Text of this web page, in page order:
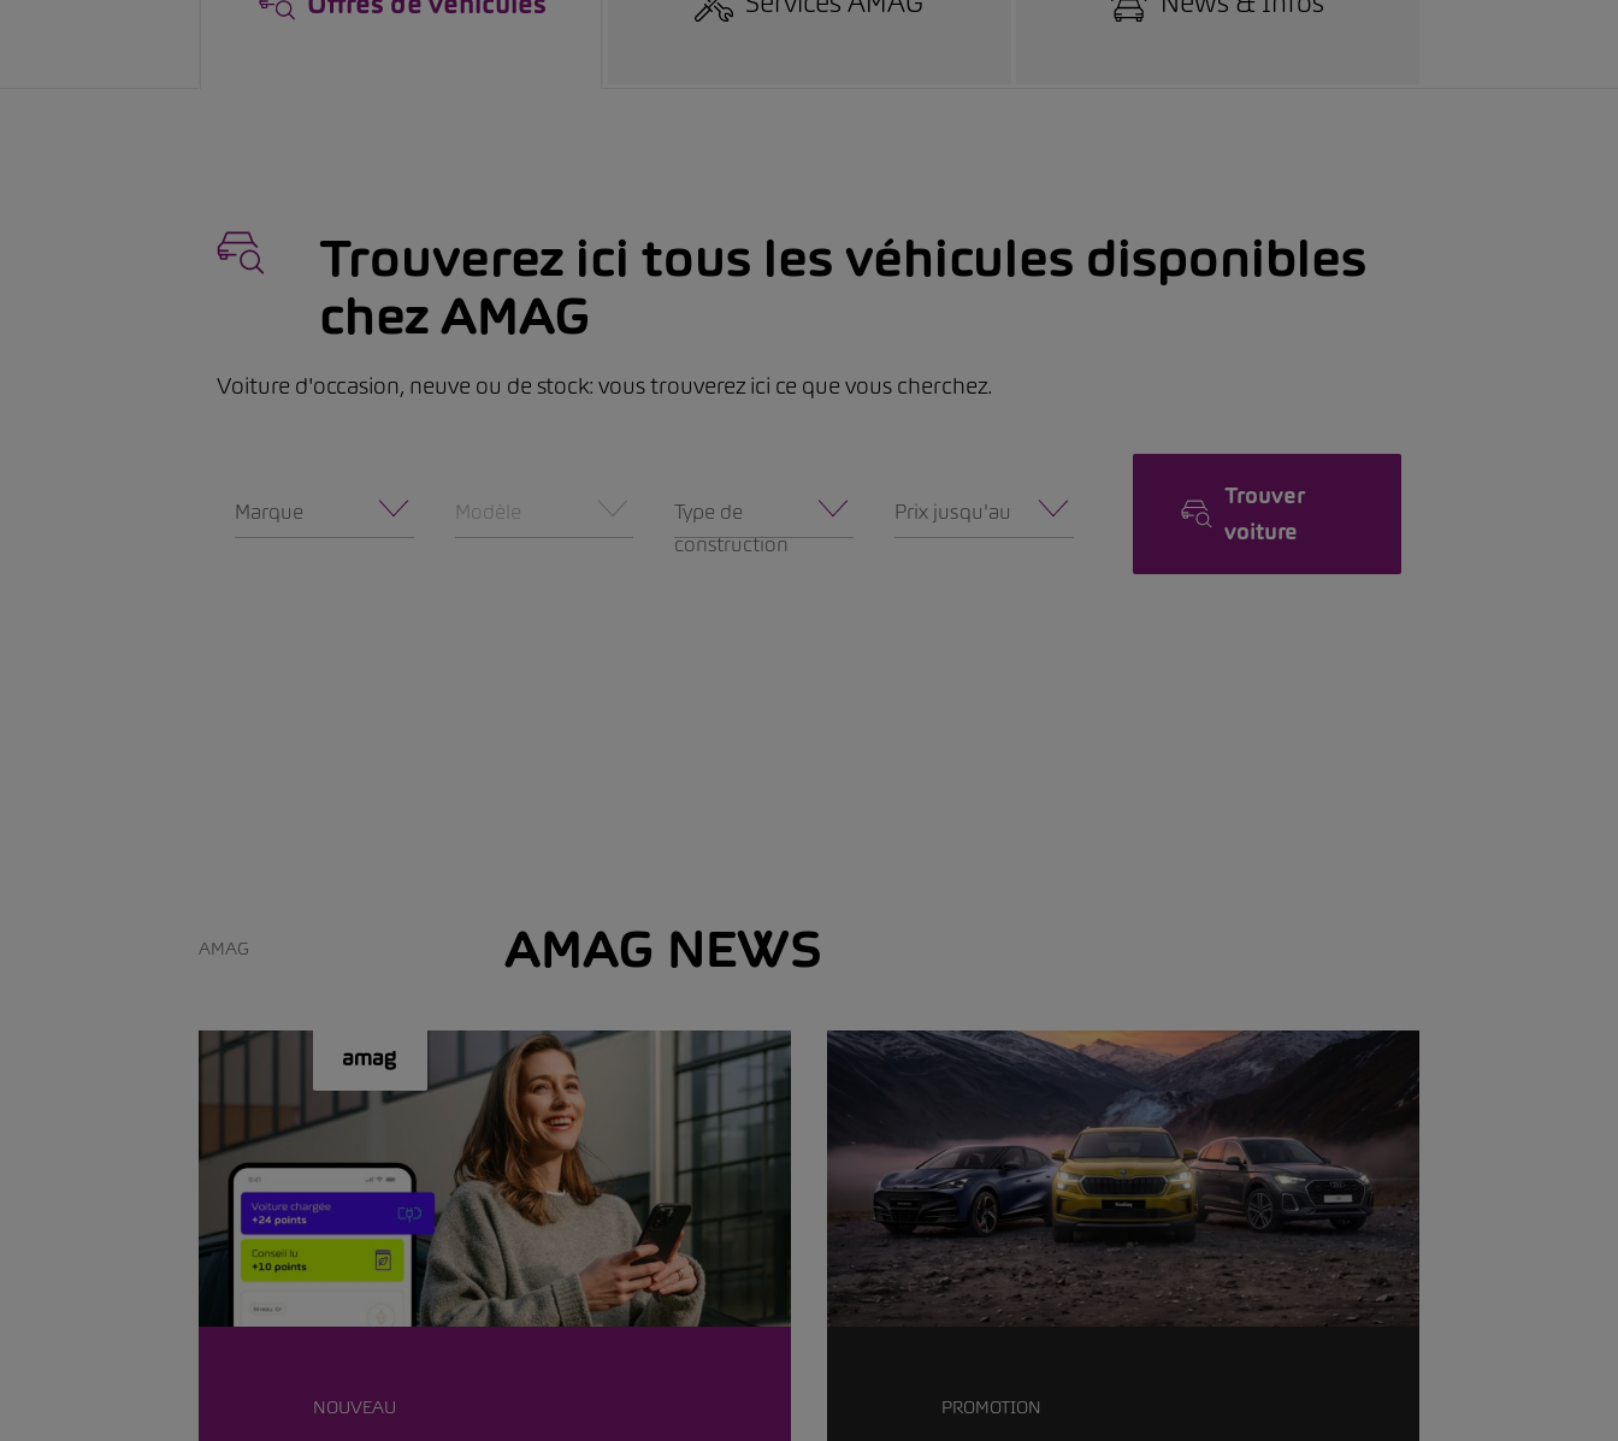
Trouverez ici tous les véhicules disponibles
chez AMAG
Voiture d'occasion, neuve ou de stock: vous trouverez ici ce que vous cherchez.
Marque Modèle
Type de
construction
Prix jusqu'au
Trouver
voiture
AMAG AMAG NEWS
NOUVEAU PROMOTION